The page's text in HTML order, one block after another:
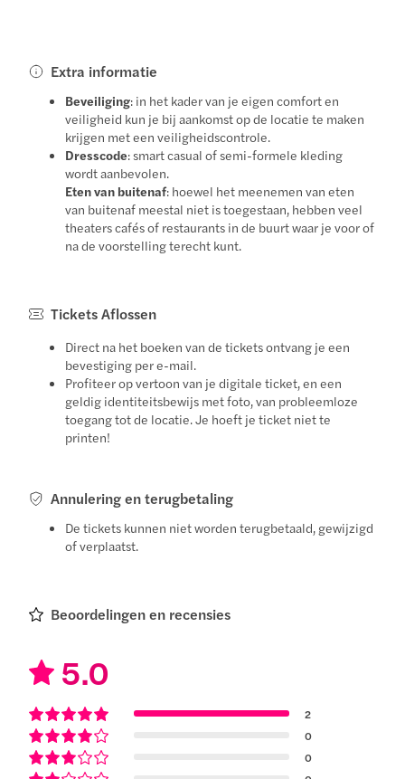
Extra informatie
Beveiliging: in het kader van je eigen comfort en
veiligheid kun je bij aankomst op de locatie te maken
krijgen met een veiligheidscontrole.
Dresscode: smart casual of semi-formele kleding
wordt aanbevolen.
Eten van buitenaf: hoewel het meenemen van eten
van buitenaf meestal niet is toegestaan, hebben veel
theaters cafés of restaurants in de buurt waar je voor of
na de voorstelling terecht kunt.
Tickets Aflossen
Direct na het boeken van de tickets ontvang je een
bevestiging per e-mail.
Profiteer op vertoon van je digitale ticket, en een
geldig identiteitsbewijs met foto, van probleemloze
toegang tot de locatie. Je hoeft je ticket niet te
printen!
Annulering en terugbetaling
De tickets kunnen niet worden terugbetaald, gewijzigd
of verplaatst.
Beoordelingen en recensies
5.0
2
0
0